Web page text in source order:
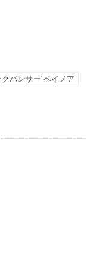
クパンサー”ベイノア